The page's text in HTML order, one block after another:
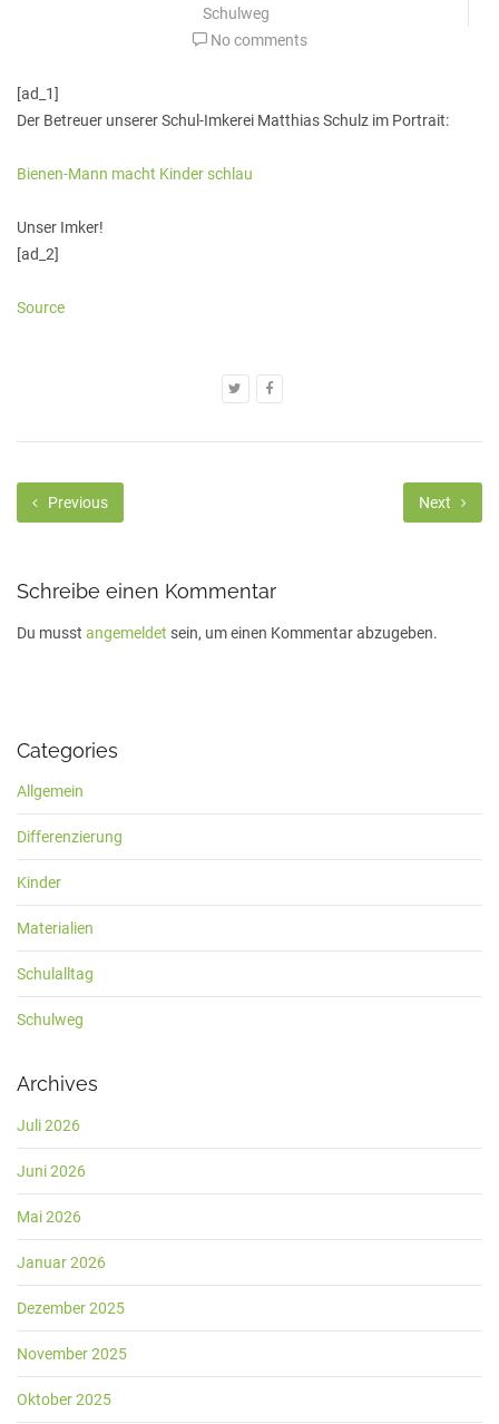
Schulweg
No comments
[ad_1]
Der Betreuer unserer Schul-Imkerei Matthias Schulz im Portrait:
Bienen-Mann macht Kinder schlau
Unser Imker!
[ad_2]
Source
Previous Next
Schreibe einen Kommentar
Du musst angemeldet sein, um einen Kommentar abzugeben.
Categories
Allgemein
Differenzierung
Kinder
Materialien
Schulalltag
Schulweg
Archives
Juli 2026
Juni 2026
Mai 2026
Januar 2026
Dezember 2025
November 2025
Oktober 2025